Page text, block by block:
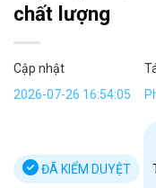
chất lượng
Cập nhật
2026-07-26 16:54:05
ĐÃ KIỂM DUYỆT